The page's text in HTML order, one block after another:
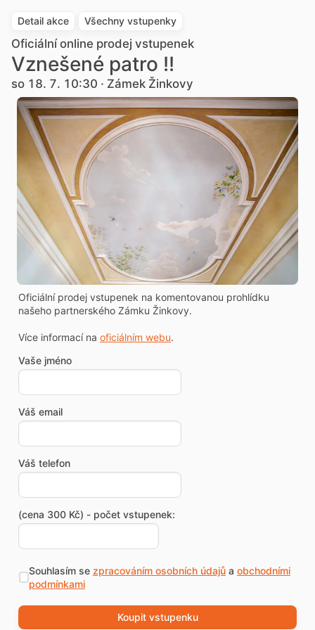
Detail akce Všechny vstupenky
Oficiální online prodej vstupenek
Vznešené patro !!
so 18. 7. 10:30 · Zámek Žinkovy
Oficiální prodej vstupenek na komentovanou prohlídku
našeho partnerského Zámku Žinkovy.
Více informací na oficiálním webu.
Vaše jméno
Váš email
Váš telefon
(cena 300 Kč) - počet vstupenek:
Souhlasím se zpracováním osobních údajůa obchodními
podmínkami
Koupit vstupenku